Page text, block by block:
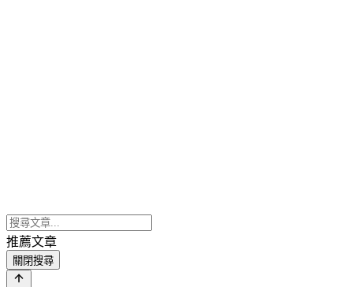
推薦文章
關閉搜尋